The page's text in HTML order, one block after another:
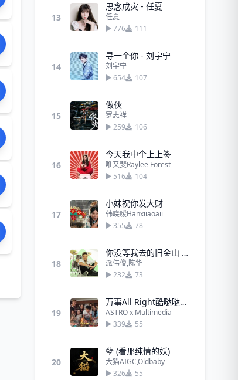
13
思念成灾 - 任夏
任夏
776
111
14
寻一个你 - 刘宇宁
刘宇宁
654
107
15
做伙
罗志祥
259
106
16
今天我中个上上签
唯又斐Raylee Forest
516
104
17
小妹祝你发大财
韩晓嗳Hanxiiaoaii
355
78
18
你没等我去的旧金山 - 派伟俊、陈华
派伟俊,陈华
232
73
19
万事All Right酷哒哒（Kuda Kuda）
ASTRO x Multimedia
339
55
20
孽 (看那纯情的妖)
大猫AIGC,Oldbaby
326
55